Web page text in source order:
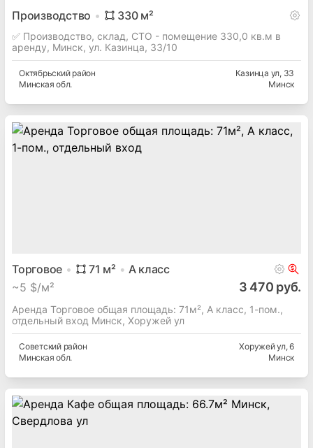
Производство 330м²
✅ Производство, склад, СТО - помещение 330,0 кв.м в
аренду, Минск, ул. Казинца, 33/10
Октябрьский район
Минская обл.
Казинца ул, 33
Минск
Торговое 71 м² Aкласс
~5 $/м² 3 470 руб.
Аренда Торговое общая площадь: 71м², A класс, 1-пом.,
отдельный вход Минск, Хоружей ул
Советскийрайон
Минская обл.
Хоружей ул, 6
Минск